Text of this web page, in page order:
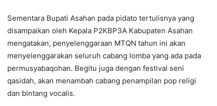
Sementara Bupati Asahan pada pidato tertulisnya yang
disampaikan oleh Kepala P2KBP3A Kabupaten Asahan
mengatakan, penyelenggaraan MTQN tahun ini akan
menyelenggarakan seluruh cabang lomba yang ada pada
permusyabaqohan. Begitu juga dengan festival seni
qasidah, akan menambah cabang penampilan pop religi
dan bintang vocalis.